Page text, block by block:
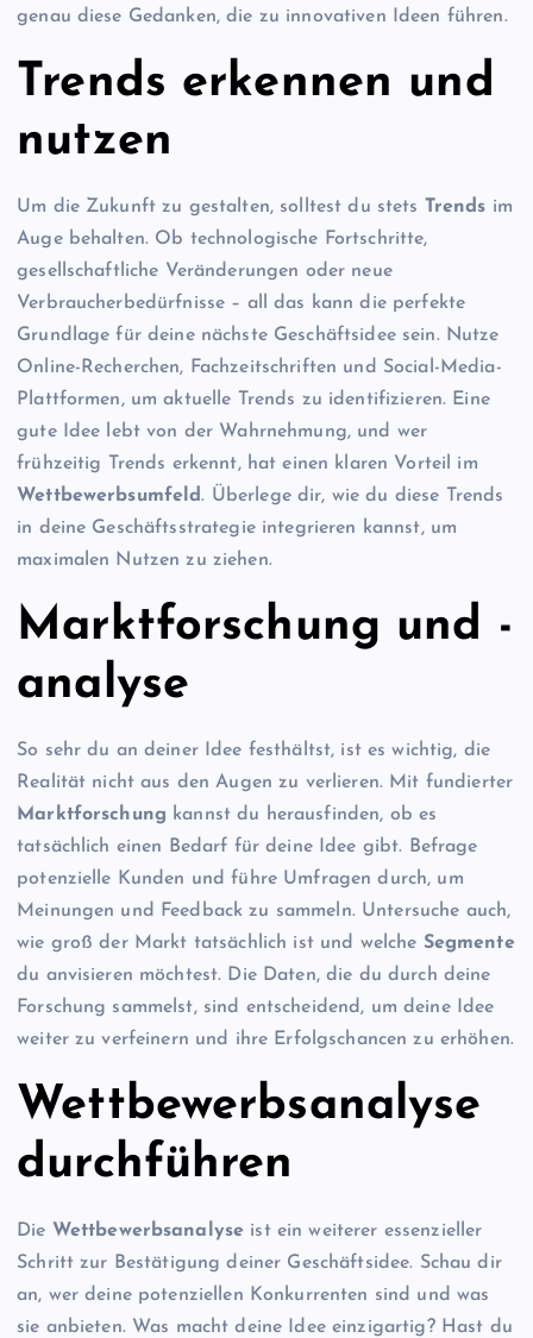
genau diese Gedanken, die zu innovativen Ideen führen.
Trends erkennen und
nutzen
Um die Zukunft zu gestalten, solltest du stets Trends im
Auge behalten. Ob technologische Fortschritte,
gesellschaftliche Veränderungen oder neue
Verbraucherbedürfnisse – all das kann die perfekte
Grundlage für deine nächste Geschäftsidee sein. Nutze
Online-Recherchen, Fachzeitschriften und Social-Media-
Plattformen, um aktuelle Trends zu identifizieren. Eine
gute Idee lebt von der Wahrnehmung, und wer
frühzeitig Trends erkennt, hat einen klaren Vorteil im
Wettbewerbsumfeld. Überlege dir, wie du diese Trends
in deine Geschäftsstrategie integrieren kannst, um
maximalen Nutzen zu ziehen.
Marktforschung und -
analyse
So sehr du an deiner Idee festhältst, ist es wichtig, die
Realität nicht aus den Augen zu verlieren. Mit fundierter
Marktforschung kannst du herausfinden, ob es
tatsächlich einen Bedarf für deine Idee gibt. Befrage
potenzielle Kunden und führe Umfragen durch, um
Meinungen und Feedback zu sammeln. Untersuche auch,
wie groß der Markt tatsächlich ist und welche Segmente
du anvisieren möchtest. Die Daten, die du durch deine
Forschung sammelst, sind entscheidend, um deine Idee
weiter zu verfeinern und ihre Erfolgschancen zu erhöhen.
Wettbewerbsanalyse
durchführen
Die Wettbewerbsanalyse ist ein weiterer essenzieller
Schritt zur Bestätigung deiner Geschäftsidee. Schau dir
an, wer deine potenziellen Konkurrenten sind und was
sie anbieten. Was macht deine Idee einzigartig? Hast du